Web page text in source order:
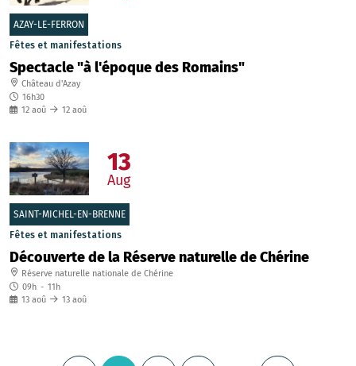
AZAY-LE-FERRON
Fêtes et manifestations
Spectacle "à l'époque des Romains"
Château d'Azay
16h30
12 aoû 12 aoû
SAINT-MICHEL-EN-BRENNE
Fêtes et manifestations
Découverte de la Réserve naturelle de Chérine
Réserve naturelle nationale de Chérine
09h - 11h
13 aoû 13 aoû
13
Aug